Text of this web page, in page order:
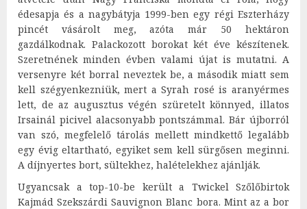
édesapja és a nagybátyja 1999-ben egy régi Eszterházy
pincét vásárolt meg, azóta már 50 hektáron
gazdálkodnak. Palackozott borokat két éve készítenek.
Szeretnének minden évben valami újat is mutatni. A
versenyre két borral neveztek be, a második miatt sem
kell szégyenkezniük, mert a Syrah rosé is aranyérmes
lett, de az augusztus végén szüretelt könnyed, illatos
Irsainál picivel alacsonyabb pontszámmal. Bár újborról
van szó, megfelelő tárolás mellett mindkettő legalább
egy évig eltartható, egyiket sem kell sürgősen meginni.
A díjnyertes bort, sültekhez, halételekhez ajánlják.
Ugyancsak a top-10-be került a Twickel Szőlőbirtok
Kajmád Szekszárdi Sauvignon Blanc bora. Mint az a bor